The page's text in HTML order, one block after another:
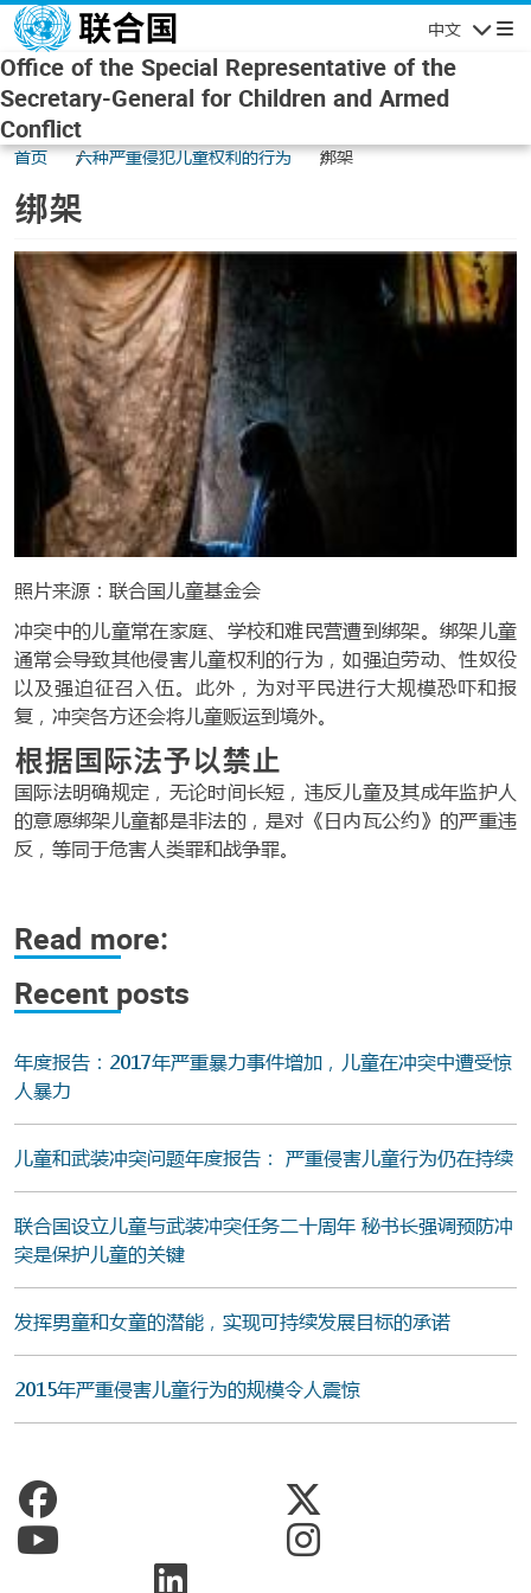
Skip to main content
中文
Office of the Special Representative of the
Secretary-General for Children and Armed
Conflict
首页 六种严重侵犯儿童权利的行为 绑架
绑架
照片来源：联合国儿童基金会
冲突中的儿童常在家庭、学校和难民营遭到绑架。绑架儿童
通常会导致其他侵害儿童权利的行为，如强迫劳动、性奴役
以及强迫征召入伍。此外，为对平民进行大规模恐吓和报
复，冲突各方还会将儿童贩运到境外。
根据国际法予以禁止
国际法明确规定，无论时间长短，违反儿童及其成年监护人
的意愿绑架儿童都是非法的，是对《日内瓦公约》的严重违
反，等同于危害人类罪和战争罪。
Read more:
Recent posts
年度报告：2017年严重暴力事件增加，儿童在冲突中遭受惊
人暴力
儿童和武装冲突问题年度报告： 严重侵害儿童行为仍在持续
联合国设立儿童与武装冲突任务二十周年 秘书长强调预防冲
突是保护儿童的关键
发挥男童和女童的潜能，实现可持续发展目标的承诺
2015年严重侵害儿童行为的规模令人震惊